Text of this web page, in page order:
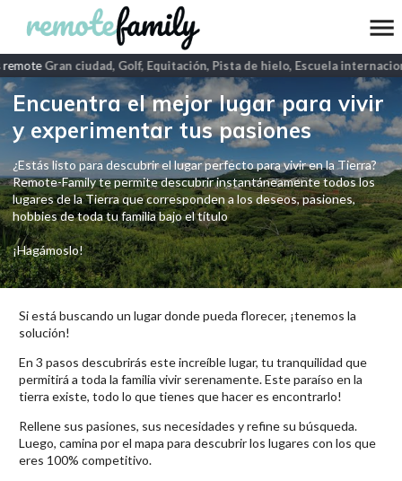
Gran ciudad, Golf, Equitación, Pista de hielo, Escuela
Encuentra el mejor lugar para vivir
y experimentar tus pasiones
¿Estás listo para descubrir el lugar perfecto para vivir en la Tierra?
Remote-Family te permite descubrir instantáneamente todos los
lugares de la Tierra que corresponden a los deseos, pasiones,
hobbies de toda tu familia bajo el título
¡Hagámoslo!
Si está buscando un lugar donde pueda florecer, ¡tenemos la
solución!
En 3 pasos descubrirás este increíble lugar, tu tranquilidad que
permitirá a toda la familia vivir serenamente. Este paraíso en la
tierra existe, todo lo que tienes que hacer es encontrarlo!
Rellene sus pasiones, sus necesidades y refine su búsqueda.
Luego, camina por el mapa para descubrir los lugares con los que
eres 100% competitivo.